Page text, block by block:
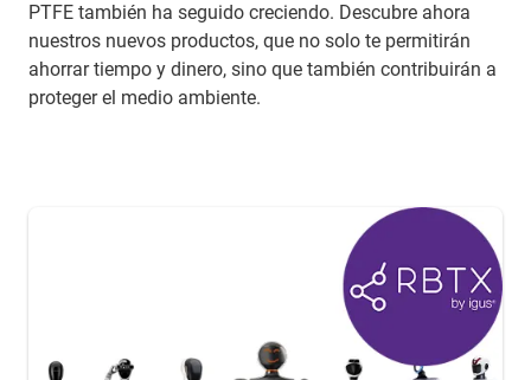
PTFE también ha seguido creciendo. Descubre ahora
nuestros nuevos productos, que no solo te permitirán
ahorrar tiempo y dinero, sino que también contribuirán a
proteger el medio ambiente.